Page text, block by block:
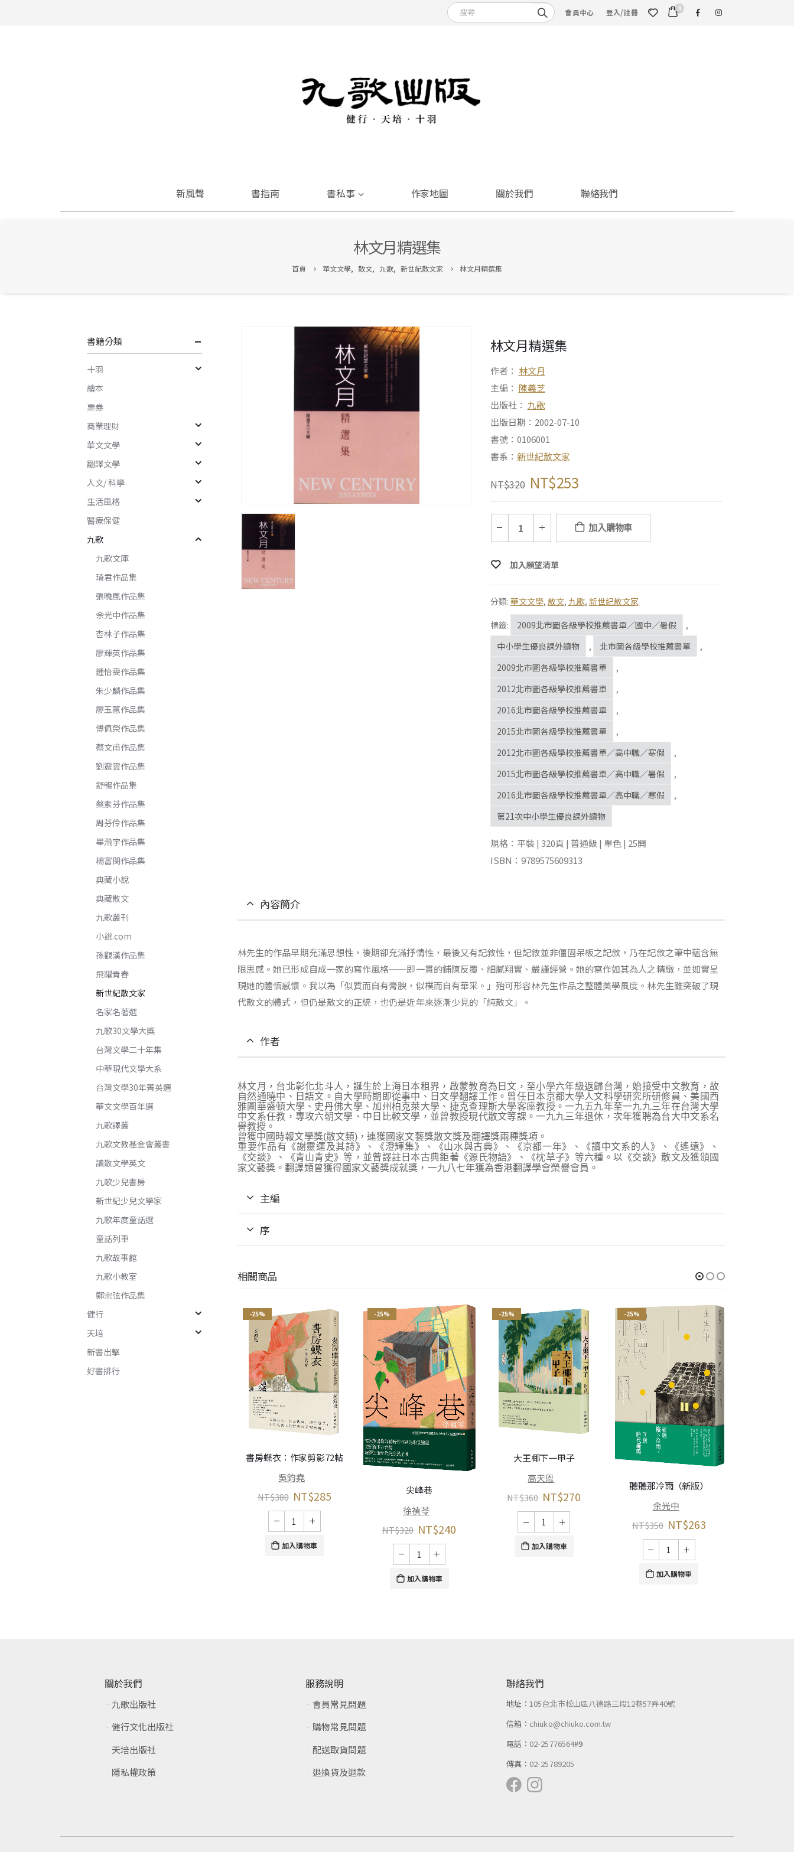
會員中心 登入/註冊 0
新風聲 書指南 書私事 作家地圖 關於我們 聯絡我們
林文月精選集
首頁 華文文學, 散文, 九歌, 新世紀散文家 林文月精選集
林文月精選集
作者： 林文月
主編： 陳義芝
出版社： 九歌
出版日期：2002-07-10
書號：0106001
書系： 新世紀散文家
NT$320 NT$253
加入購物車
加入願望清單
分類: 華文文學, 散文, 九歌, 新世紀散文家
標籤:
2009北市圖各級學校推薦書單／國中／暑假
,
中小學生優良課外讀物
, 北市圖各級學校推薦書單
,
2009北市圖各級學校推薦書單
,
2012北市圖各級學校推薦書單
,
2016北市圖各級學校推薦書單
,
2015北市圖各級學校推薦書單
,
2012北市圖各級學校推薦書單／高中職／寒假
,
2015北市圖各級學校推薦書單／高中職／暑假
,
2016北市圖各級學校推薦書單／高中職／寒假
,
第21次中小學生優良課外讀物
規格：平裝 | 320頁 | 普通級 | 單色 | 25開
ISBN：9789575609313
內容簡介
林先生的作品早期充滿思想性，後期卻充滿抒情性，最後又有記敘性，但記敘並非僵固呆板之記敘，乃在記敘之筆中蘊含無
限思感。她已形成自成一家的寫作風格──即一貫的鋪陳反覆、細膩翔實、嚴謹經營。她的寫作如其為人之精緻，並如實呈
現她的體悟感懷。我以為「似質而自有膏腴，似樸而自有華采。」殆可形容林先生作品之整體美學風度。林先生雖突破了現
代散文的體式，但仍是散文的正統，也仍是近年來逐漸少見的「純散文」。
作者
林文月，台北彰化北斗人，誕生於上海日本租界，啟蒙教育為日文，至小學六年級返歸台灣，始接受中文教育，故
自然通曉中、日語文。自大學時期即從事中、日文學翻譯工作。曾任日本京都大學人文科學研究所研修員、美國西
雅圖華盛頓大學、史丹佛大學、加州柏克萊大學、捷克查理斯大學客座教授。一九五九年至一九九三年在台灣大學
中文系任教，專攻六朝文學、中日比較文學，並曾教授現代散文等課。一九九三年退休，次年獲聘為台大中文系名
譽教授。
曾獲中國時報文學獎(散文類)，連獲國家文藝獎散文獎及翻譯獎兩種獎項。
重要作品有《謝靈運及其詩》、《澄輝集》、《山水與古典》、《京都一年》、《讀中文系的人》、《遙遠》、
《交談》、《青山青史》等，並曾譯註日本古典鉅著《源氏物語》、《枕草子》等六種。以《交談》散文及獲頒國
家文藝獎。翻譯類曾獲得國家文藝獎成就獎，一九八七年獲為香港翻譯學會榮譽會員。
主編
序
相關商品
-25%
書房蝶衣：作家剪影72帖
吳鈞堯
NT$380 NT$285
加入購物車
-25%
尖峰巷
徐禎苓
NT$320 NT$240
加入購物車
-25%
大王椰下一甲子
高天恩
NT$360 NT$270
加入購物車
-25%
聽聽那冷雨（新版）
余光中
NT$350 NT$263
加入購物車
書籍分類
十羽
繪本
票券
商業理財
華文文學
翻譯文學
人文/ 科學
生活風格
醫療保健
九歌
九歌文庫
琦君作品集
張曉風作品集
余光中作品集
杏林子作品集
廖輝英作品集
鍾怡雯作品集
朱少麟作品集
廖玉蕙作品集
傅佩榮作品集
蔡文甫作品集
劉震雲作品集
舒暢作品集
蔡素芬作品集
周芬伶作品集
畢飛宇作品集
楊富閔作品集
典藏小說
典藏散文
九歌叢刊
小說.com
孫觀漢作品集
飛躍青春
新世紀散文家
名家名著選
九歌30文學大獎
台灣文學二十年集
中華現代文學大系
台灣文學30年菁英選
華文文學百年選
九歌譯叢
九歌文教基金會叢書
讀散文學英文
九歌少兒書房
新世紀少兒文學家
九歌年度童話選
童話列車
九歌故事館
九歌小教室
鄭宗弦作品集
健行
天培
新書出擊
好書排行
關於我們
九歌出版社
健行文化出版社
天培出版社
隱私權政策
服務說明
會員常見問題
購物常見問題
配送取貨問題
退換貨及退款
聯絡我們
地址：105台北市松山區八德路三段12巷57弄40號
信箱： chiuko@chiuko.com.tw
電話： 02-25776564#9
傳真： 02-25789205